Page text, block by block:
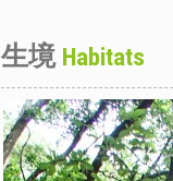
生境 Habitats